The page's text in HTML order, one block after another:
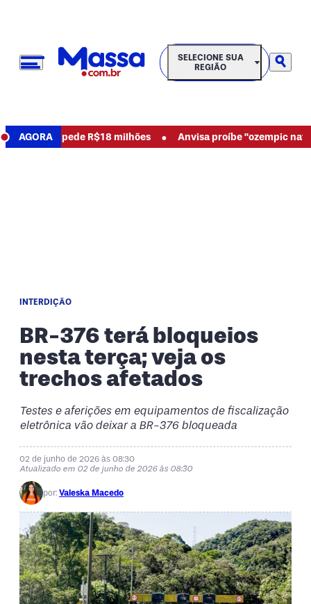
SELECIONE SUA REGIÃO
SELECIONE SUA
REGIÃO
AGORA
e pede R$18 milhões • Anvisa proíbe "ozempic natural"
INTERDIÇÃO
BR-376 terá bloqueios
nesta terça; veja os
trechos afetados
Testes e aferições em equipamentos de fiscalização
eletrônica vão deixar a BR-376 bloqueada
02 de junho de 2026 às 08:30
Atualizado em 02 de junho de 2026 às 08:30
por: Valeska Macedo